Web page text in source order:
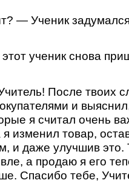
— Ученик
ученик снова
После твоих
и
я считал очень
я изменил товар,
и даже улучшив это.
а продаю я его
Спасибо тебе,